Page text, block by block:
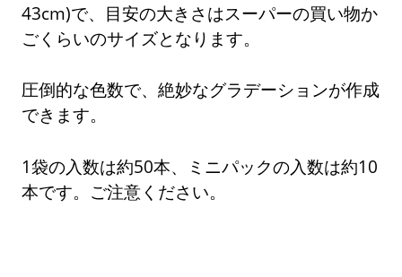
43cm)で、目安の大きさはスーパーの買い物か
ごくらいのサイズとなります。
圧倒的な色数で、絶妙なグラデーションが作成
できます。
1袋の入数は約50本、ミニパックの入数は約10
本です。ご注意ください。